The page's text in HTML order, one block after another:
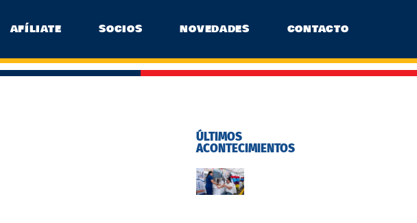
AFÍLIATE SOCIOS NOVEDADES CONTACTO
ÚLTIMOS
ACONTECIMIENTOS